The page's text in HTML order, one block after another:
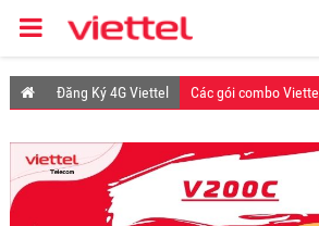
Đăng Ký 4G Viettel Các gói combo Viettel